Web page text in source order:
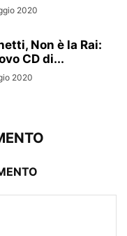
2020
Non è la Rai:
CD di...
2020